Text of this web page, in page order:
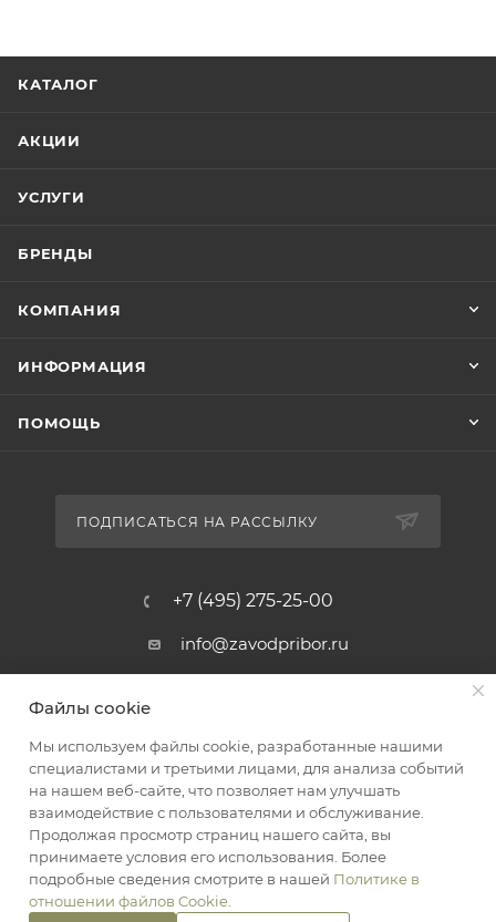
КАТАЛОГ
АКЦИИ
УСЛУГИ
БРЕНДЫ
КОМПАНИЯ
ИНФОРМАЦИЯ
ПОМОЩЬ
ПОДПИСАТЬСЯ НА РАССЫЛКУ
+7 (495) 275-25-00
info@zavodpribor.ru
2016-2026 © ЗаводПрибор - Измерительные приборы
Оферта
Конфиденциальность
Файлы cookie
Мы используем файлы cookie, разработанные нашими
специалистами и третьими лицами, для анализа событий
на нашем веб-сайте, что позволяет нам улучшать
взаимодействие с пользователями и обслуживание.
Продолжая просмотр страниц нашего сайта, вы
принимаете условия его использования. Более
подробные сведения смотрите в нашей Политике в
отношении файлов Cookie